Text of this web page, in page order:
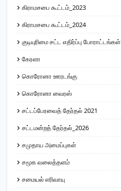
கிராமசபை கூட்டம்_2023
கிராமசபை கூட்டம்_2024
குடியுரிமை சட்ட எதிர்ப்பு போராட்டங்கள்
கேரளா
கொரோனா ஊரடங்கு
கொரோனா வைரஸ்
சட்டப்பேரவைத் தேர்தல் 2021
சட்டமன்றத் தேர்தல்_2026
சமுதாய அமைப்புகள்
சமூக வலைத்தளம்
சமையல் எரிவாயு